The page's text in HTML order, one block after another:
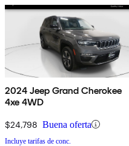
2024 Jeep Grand Cherokee
4xe 4WD
$24,798 Buena oferta
Incluye tarifas de conc.